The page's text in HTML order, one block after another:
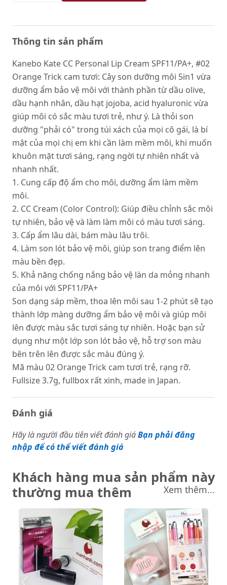
Thông tin sản phẩm
Kanebo Kate CC Personal Lip Cream SPF11/PA+, #02
Orange Trick cam tươi: Cây son dưỡng môi 5in1 vừa
dưỡng ẩm bảo vệ môi với thành phần từ dầu olive,
dầu hạnh nhân, dầu hạt jojoba, acid hyaluronic vừa
giúp môi có sắc màu tươi trẻ, như ý. Là thỏi son
dưỡng "phải có" trong túi xách của mọi cô gái, là bí
mật của mọi chị em khi cần làm mềm môi, khi muốn
khuôn mặt tươi sáng, rạng ngời tự nhiên nhất và
nhanh nhất.
1. Cung cấp độ ẩm cho môi, dưỡng ẩm làm mềm
môi.
2. CC Cream (Color Control): Giúp điều chỉnh sắc môi
tự nhiên, bảo vệ và làm làm môi có màu tươi sáng.
3. Cấp ẩm lâu dài, bám màu lâu trôi.
4. Làm son lót bảo vệ môi, giúp son trang điểm lên
màu bền đẹp.
5. Khả năng chống nắng bảo vệ làn da mỏng nhanh
của môi với SPF11/PA+
Son dạng sáp mềm, thoa lên môi sau 1-2 phút sẽ tạo
thành lớp màng dưỡng ẩm bảo vệ môi và giúp môi
lên được màu sắc tươi sáng tự nhiên. Hoặc bạn sử
dụng như một lớp son lót bảo vệ, hỗ trợ son màu
bên trên lên được sắc màu đúng ý.
Mã màu 02 Orange Trick cam tươi trẻ, rạng rỡ.
Fullsize 3.7g, fullbox rất xinh, made in Japan.
Đánh giá
Hãy là người đầu tiên viết đánh giáBạn phải đăng
nhập để có thể viết đánh giá
Khách hàng mua sản phẩm này
thường mua thêm
Xem thêm...